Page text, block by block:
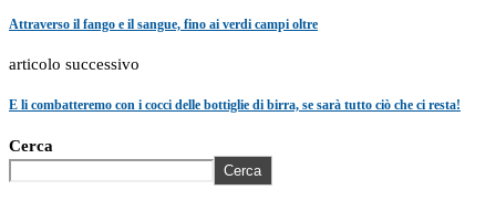
Attraverso il fango e il sangue, fino ai verdi campi oltre
articolo successivo
E li combatteremo con i cocci delle bottiglie di birra, se sarà tutto ciò che ci resta!
Cerca
Cerca